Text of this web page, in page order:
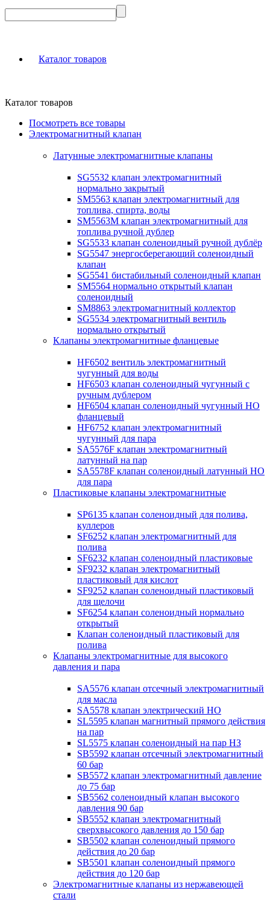
Каталог товаров
Каталог товаров
Посмотреть все товары
Электромагнитный клапан
Латунные электромагнитные клапаны
SG5532 клапан электромагнитный
нормально закрытый
SM5563 клапан электромагнитный для
топлива, спирта, воды
SM5563M клапан электромагнитный для
топлива ручной дублер
SG5533 клапан соленоидный ручной дублёр
SG5547 энергосберегающий соленоидный
клапан
SG5541 бистабильный соленоидный клапан
SM5564 нормально открытый клапан
соленоидный
SM8863 электромагнитный коллектор
SG5534 электромагнитный вентиль
нормально открытый
Клапаны электромагнитные фланцевые
HF6502 вентиль электромагнитный
чугунный для воды
HF6503 клапан соленоидный чугунный с
ручным дублером
HF6504 клапан соленоидный чугунный НО
фланцевый
HF6752 клапан электромагнитный
чугунный для пара
SA5576F клапан электромагнитный
латунный на пар
SA5578F клапан соленоидный латунный НО
для пара
Пластиковые клапаны электромагнитные
SP6135 клапан соленоидный для полива,
куллеров
SF6252 клапан электромагнитный для
полива
SF6232 клапан соленоидный пластиковые
SF9232 клапан электромагнитный
пластиковый для кислот
SF9252 клапан соленоидный пластиковый
для щелочи
SF6254 клапан соленоидный нормально
открытый
Клапан соленоидный пластиковый для
полива
Клапаны электромагнитные для высокого
давления и пара
SA5576 клапан отсечный электромагнитный
для масла
SA5578 клапан электрический НО
SL5595 клапан магнитный прямого действия
на пар
SL5575 клапан соленоидный на пар НЗ
SB5592 клапан отсечный электромагнитный
60 бар
SB5572 клапан электромагнитный давление
до 75 бар
SB5562 соленоидный клапан высокого
давления 90 бар
SB5552 клапан электромагнитный
сверхвысокого давления до 150 бар
SB5502 клапан соленоидный прямого
действия до 20 бар
SB5501 клапан соленоидный прямого
действия до 120 бар
Электромагнитные клапаны из нержавеющей
стали